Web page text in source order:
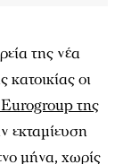
της νέα
οι
Eurogroup της
εκταμίευση
μήνα, χωρίς